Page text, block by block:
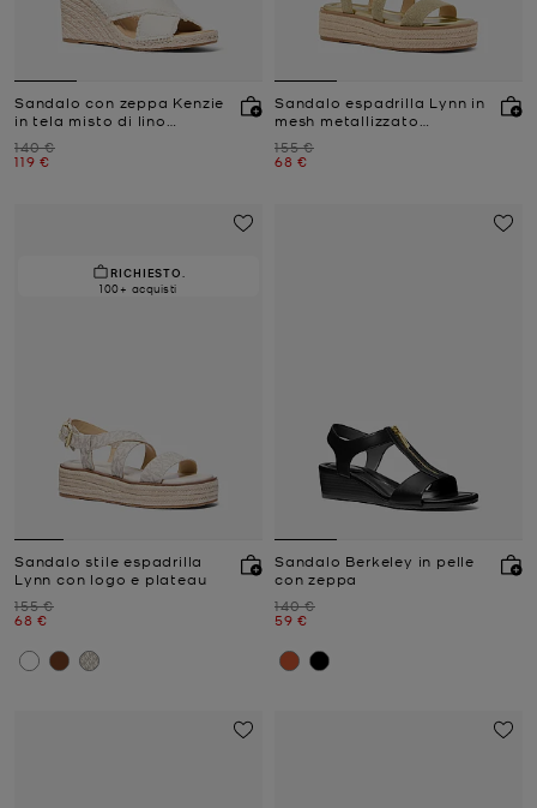
Sandalo con zeppa Kenzie
in tela misto di lino
sfrangiato
Prezzo iniziale
140 €
Prezzo attuale
119 €
Sandalo espadrilla Lynn in
mesh metallizzato
glitterato
Prezzo iniziale
155 €
Prezzo attuale
68 €
RICHIESTO.
100+ acquisti
Sandalo stile espadrilla
Lynn con logo e plateau
Prezzo iniziale
155 €
Prezzo attuale
68 €
Sandalo Berkeley in pelle
con zeppa
Prezzo iniziale
140 €
Prezzo attuale
59 €